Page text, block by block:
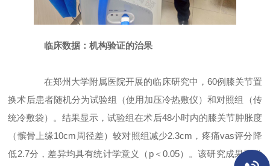
临床数据：机构验证的治果
在郑州大学附属医院开展的临床研究中，60例膝关节置
换术后患者随机分为试验组（使用加压冷热敷仪）和对照组（传
统冷敷袋）。结果显示，试验组在术后48小时内的膝关节肿胀度
（髌骨上缘10cm周径差）较对照组减少2.3cm，疼痛vas评分降
低2.7分，差异均具有统计学意义（p＜0.05）。该研究成果已发